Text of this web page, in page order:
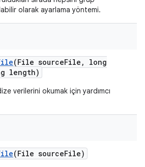
olarak ayarlama yöntemi.
(File sourceFile ,
long
length)
verilerini okumak için yardımcı
(File sourceFile)